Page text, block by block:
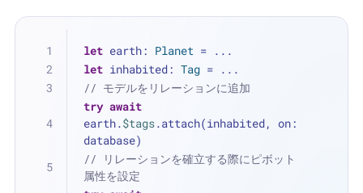
let earth: Planet = ...
let inhabited: Tag = ...
// モデルをリレーションに追加
try await
earth.$tags.attach(inhabited, on:
database)
// リレーションを確立する際にピボット
属性を設定